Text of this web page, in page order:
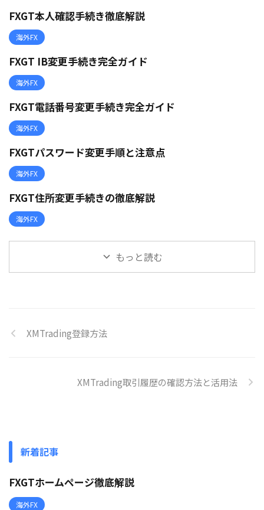
FXGT本人確認手続き徹底解説
海外FX
FXGT IB変更手続き完全ガイド
海外FX
FXGT電話番号変更手続き完全ガイド
海外FX
FXGTパスワード変更手順と注意点
海外FX
FXGT住所変更手続きの徹底解説
海外FX
もっと読む
XMTrading登録方法
XMTrading取引履歴の確認方法と活用法
新着記事
FXGTホームページ徹底解説
海外FX